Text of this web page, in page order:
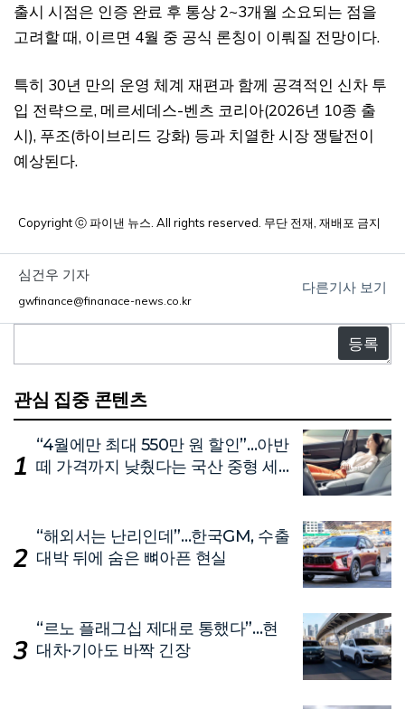
출시 시점은 인증 완료 후 통상 2~3개월 소요되는 점을
고려할 때, 이르면 4월 중 공식 론칭이 이뤄질 전망이다.
특히 30년 만의 운영 체계 재편과 함께 공격적인 신차 투
입 전략으로, 메르세데스-벤츠 코리아(2026년 10종 출
시), 푸조(하이브리드 강화) 등과 치열한 시장 쟁탈전이
예상된다.
Copyright ⓒ 파이낸 뉴스. All rights reserved. 무단 전재, 재배포 금지
심건우 기자
gwfinance@finanace-news.co.kr
다른기사 보기
글
관심 집중 콘텐츠
“4월에만 최대 550만 원 할인”…아반
떼 가격까지 낮췄다는 국산 중형 세
“해외서는 난리인데”…한국GM, 수출
대박 뒤에 숨은 뼈아픈 현실
“르노 플래그십 제대로 통했다”…현
대차·기아도 바짝 긴장